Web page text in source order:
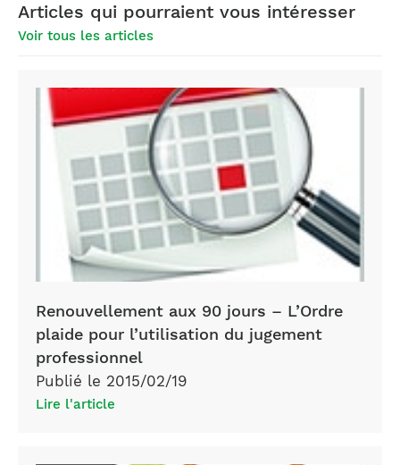
Articles qui pourraient vous intéresser
Voir tous les articles
renouvellement
blogue
Renouvellement aux 90 jours – L’Ordre
plaide pour l’utilisation du jugement
professionnel
Publié le 2015/02/19
Lire l'article